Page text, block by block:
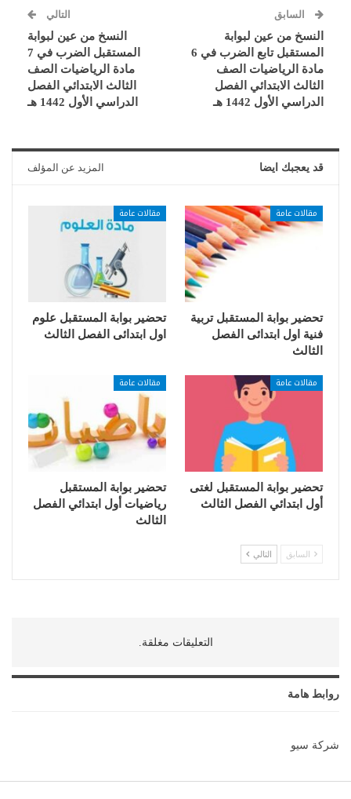
السابق
النسخ من عين لبوابة
المستقبل تابع الضرب في 6
مادة الرياضيات الصف
الثالث الابتدائي الفصل
الدراسي الأول 1442 هـ
التالي
النسخ من عين لبوابة
المستقبل الضرب في 7
مادة الرياضيات الصف
الثالث الابتدائي الفصل
الدراسي الأول 1442 هـ
قد يعجبك ايضا المزيد عن المؤلف
مقالات عامة
تحضير بوابة المستقبل تربية
فنية اول ابتدائى الفصل
الثالث
مقالات عامة
تحضير بوابة المستقبل علوم
اول ابتدائى الفصل الثالث
مقالات عامة
تحضير بوابة المستقبل لغتى
أول ابتدائي الفصل الثالث
مقالات عامة
تحضير بوابة المستقبل
رياضيات أول ابتدائي الفصل
الثالث
السابق التالي
التعليقات مغلقة.
روابط هامة
شركة سيو